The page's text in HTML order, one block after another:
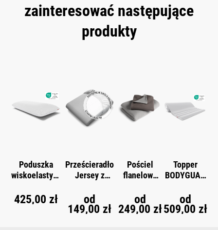
zainteresować następujące
produkty
Poduszka
wiskoelastycz
BODYGUARD®
425,00 zł
Prześcieradło
Jersey z
BODYGUARD
od
149,00 zł
Pościel
flanelowa
D ®
od
249,00 zł
Topper
BODYGUAR
od
509,00 zł